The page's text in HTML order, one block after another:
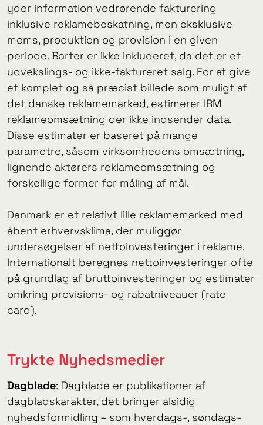
yder information vedrørende fakturering
inklusive reklamebeskatning, men eksklusive
moms, produktion og provision i en given
periode. Barter er ikke inkluderet, da det er et
udvekslings- og ikke-faktureret salg. For at give
et komplet og så præcist billede som muligt af
det danske reklamemarked, estimerer IRM
reklameomsætning der ikke indsender data.
Disse estimater er baseret på mange
parametre, såsom virksomhedens omsætning,
lignende aktørers reklameomsætning og
forskellige former for måling af mål.
Danmark er et relativt lille reklamemarked med
åbent erhvervsklima, der muliggør
undersøgelser af nettoinvesteringer i reklame.
Internationalt beregnes nettoinvesteringer ofte
på grundlag af bruttoinvesteringer og estimater
omkring provisions- og rabatniveauer (rate
card).
Trykte Nyhedsmedier
Dagblade: Dagblade er publikationer af
dagbladskarakter, det bringer alsidig
nyhedsformidling – som hverdags-, søndags-